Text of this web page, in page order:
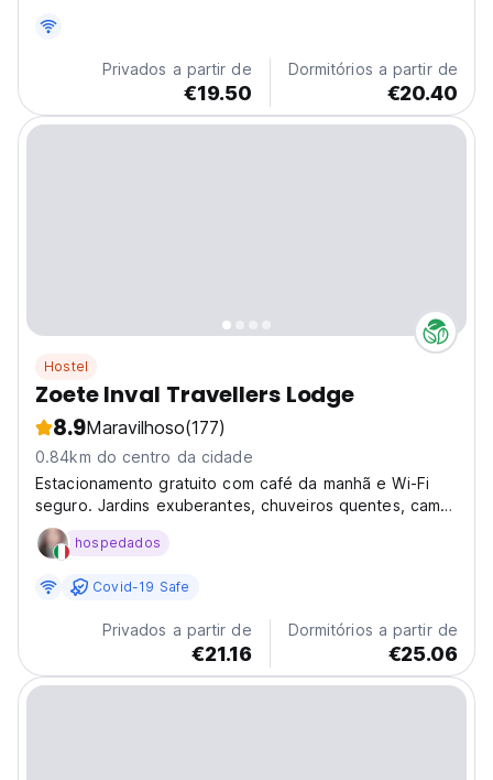
base acolhedora para mochileiros. (Auto-translated
Privados a partir de
€19.50
Dormitórios a partir de
€20.40
Hostel
Zoete Inval Travellers Lodge
8.9Maravilhoso(177)
0.84km do centro da cidade
Estacionamento gratuito com café da manhã e Wi-Fi
seguro. Jardins exuberantes, chuveiros quentes, camas
confortáveis, biblioteca aconchegante ao lado da
lareira, deck ensolarado com jacuzzi, pátio com sombra
hospedados
Covid-19 Safe
Privados a partir de
€21.16
Dormitórios a partir de
€25.06